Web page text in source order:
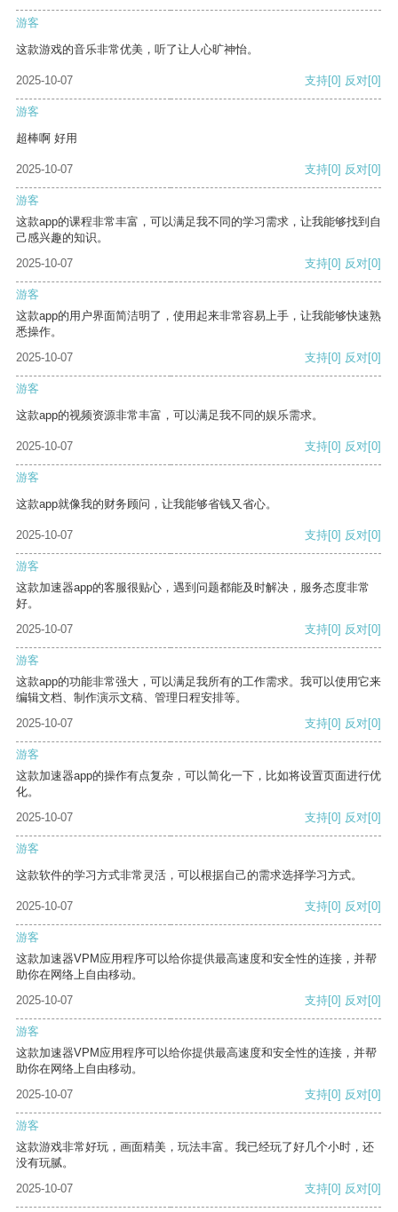
游客
这款游戏的音乐非常优美，听了让人心旷神怡。
2025-10-07 支持[0] 反对[0]
游客
超棒啊 好用
2025-10-07 支持[0] 反对[0]
游客
这款app的课程非常丰富，可以满足我不同的学习需求，让我能够找到自
己感兴趣的知识。
2025-10-07
支持[0] 反对[0]
游客
这款app的用户界面简洁明了，使用起来非常容易上手，让我能够快速熟
悉操作。
2025-10-07
支持[0] 反对[0]
游客
这款app的视频资源非常丰富，可以满足我不同的娱乐需求。
2025-10-07 支持[0] 反对[0]
游客
这款app就像我的财务顾问，让我能够省钱又省心。
2025-10-07 支持[0] 反对[0]
游客
这款加速器app的客服很贴心，遇到问题都能及时解决，服务态度非常
好。
2025-10-07
支持[0] 反对[0]
游客
这款app的功能非常强大，可以满足我所有的工作需求。我可以使用它来
编辑文档、制作演示文稿、管理日程安排等。
2025-10-07
支持[0] 反对[0]
游客
这款加速器app的操作有点复杂，可以简化一下，比如将设置页面进行优
化。
2025-10-07
支持[0] 反对[0]
游客
这款软件的学习方式非常灵活，可以根据自己的需求选择学习方式。
2025-10-07 支持[0] 反对[0]
游客
这款加速器VPM应用程序可以给你提供最高速度和安全性的连接，并帮
助你在网络上自由移动。
2025-10-07
支持[0] 反对[0]
游客
这款加速器VPM应用程序可以给你提供最高速度和安全性的连接，并帮
助你在网络上自由移动。
2025-10-07
支持[0] 反对[0]
游客
这款游戏非常好玩，画面精美，玩法丰富。我已经玩了好几个小时，还
没有玩腻。
2025-10-07
支持[0] 反对[0]